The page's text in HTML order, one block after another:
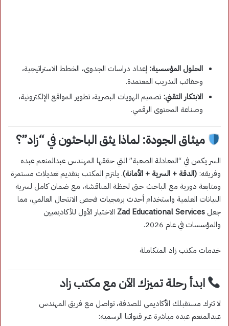
الحلول المؤسسية: إعداد دراسات الجدوى، الخطط الاستراتيجية،
وحقائب التدريب المعتمدة.
الابتكار التقني: تصميم الهويات البصرية، تطوير المواقع الإلكترونية،
وصناعة المحتوى الرقمي.
ميثاق الجودة: لماذا يثق الباحثون في “زاد”؟
السر يكمن في “المعادلة الصعبة” التي حققها المهندس عبدالمنعم عبده
وفريقه: (الدقة + السرية + الأمانة). يلتزم المكتب بتقديم تعديلات مستمرة
ومتابعة دورية مع الباحث حتى لحظة المناقشة، مع ضمان كامل لسرية
البيانات العلمية واستخدام أحدث برمجيات فحص الانتحال العالمي، مما
جعل Zad Educational Services الاختيار الأول للأكاديميين
والمؤسسات في عام 2026.
خدمات مكتب زاد المتكاملة
ابدأ رحلة تميزك الآن مع مكتب زاد
لا تترك مستقبلك الأكاديمي للصدفة، تواصل مع فريق المهندس
عبدالمنعم عبده مباشرة عبر قنواتنا الرسمية: